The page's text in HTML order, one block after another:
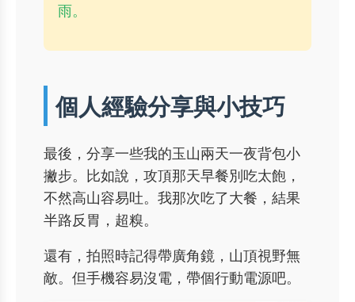
雨。
個人經驗分享與小技巧
最後，分享一些我的玉山兩天一夜背包小
撇步。比如說，攻頂那天早餐別吃太飽，
不然高山容易吐。我那次吃了大餐，結果
半路反胃，超糗。
還有，拍照時記得帶廣角鏡，山頂視野無
敵。但手機容易沒電，帶個行動電源吧。